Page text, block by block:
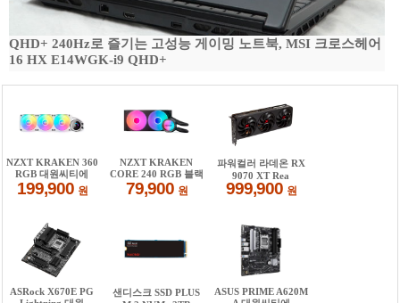
QHD+ 240Hz로 즐기는 고성능 게이밍 노트북, MSI 크로스헤어
16 HX E14WGK-i9 QHD+